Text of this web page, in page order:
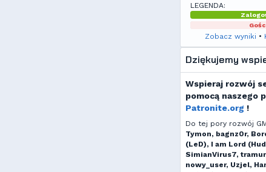
LEGENDA:
Zobacz wyniki •
Dziękujemy
Wspieraj rozwój
pomocą naszego
Patronite.org !
Do tej pory rozwój
Tymon, bagnz0r,
(LeD), I am Lord
SimianVirus7,
nowy_user, Uzjel,